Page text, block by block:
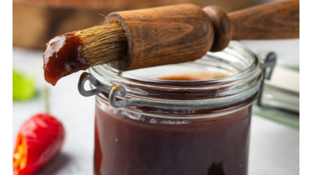
mange sykdomsmarkører i kroppen.
Vi forstår at presseoppslagene rundt denne studien virker
skremmende på mange, men dessverre gjenspeiler ikke disse
oppslagene sannheten. Konklusjonen i studien er at
forskerneikkekan slå fast noen årsak-virkning-sammenheng
mellom erytritol og blodpropp, og de etterlyser mer forskning
på området.